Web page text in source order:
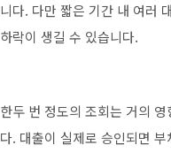
니다. 다만 짧은 기간 내 여러
하락이 생길 수 있습니다.
한두 번 정도의 조회는 거의
다. 대출이 실제로 승인되면